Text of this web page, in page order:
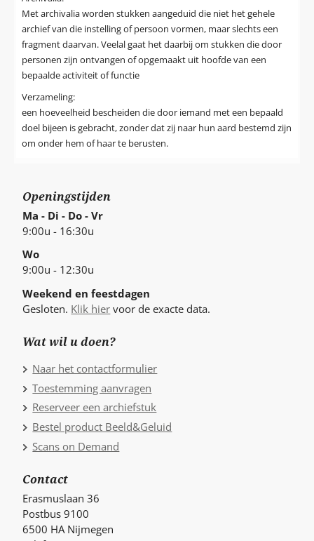
Met archivalia worden stukken aangeduid die niet het gehele
archief van die instelling of persoon vormen, maar slechts een
fragment daarvan. Veelal gaat het daarbij om stukken die door
personen zijn ontvangen of opgemaakt uit hoofde van een
bepaalde activiteit of functie
Verzameling:
een hoeveelheid bescheiden die door iemand met een bepaald
doel bijeen is gebracht, zonder dat zij naar hun aard bestemd zijn
om onder hem of haar te berusten.
Openingstijden
Ma - Di - Do - Vr
9:00u - 16:30u
Wo
9:00u - 12:30u
Weekend en feestdagen
Gesloten. Klik hier voor de exacte data.
Wat wil u doen?
Naar het contactformulier
Toestemming aanvragen
Reserveer een archiefstuk
Bestel product Beeld&Geluid
Scans on Demand
Contact
Erasmuslaan 36
Postbus 9100
6500 HA Nijmegen